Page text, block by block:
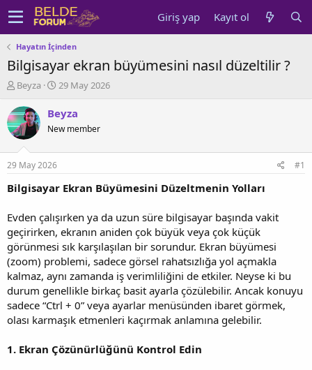
Giriş yap Kayıt ol
Hayatın İçinden
Bilgisayar ekran büyümesini nasıl düzeltilir ?
K
n
u
y
b
a
ş
t
a
n
Beyza
B
ş
a
ç
r
h
i
29 May 2026
Beyza
New member
29 May 2026 #1
Bilgisayar Ekran Büyümesini Düzeltmenin Yolları
Evden çalışırken ya da uzun süre bilgisayar başında vakit
geçirirken, ekranın aniden çok büyük veya çok küçük
görünmesi sık karşılaşılan bir sorundur. Ekran büyümesi
(zoom) problemi, sadece görsel rahatsızlığa yol açmakla
kalmaz, aynı zamanda iş verimliliğini de etkiler. Neyse ki bu
durum genellikle birkaç basit ayarla çözülebilir. Ancak konuyu
sadece “Ctrl + 0” veya ayarlar menüsünden ibaret görmek,
olası karmaşık etmenleri kaçırmak anlamına gelebilir.
1. Ekran Çözünürlüğünü Kontrol Edin